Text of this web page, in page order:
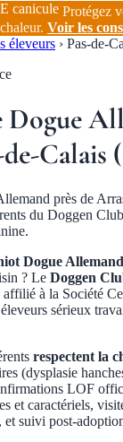
canicule Protégez
Voir les
éleveurs › Pas-de-
Dogue
Calais
près de
du Doggen
Dogue Allemand
? Le Doggen
à la Société
sérieux
respectent la
(dysplasie
LOF
et caractériels,
et suivi post-